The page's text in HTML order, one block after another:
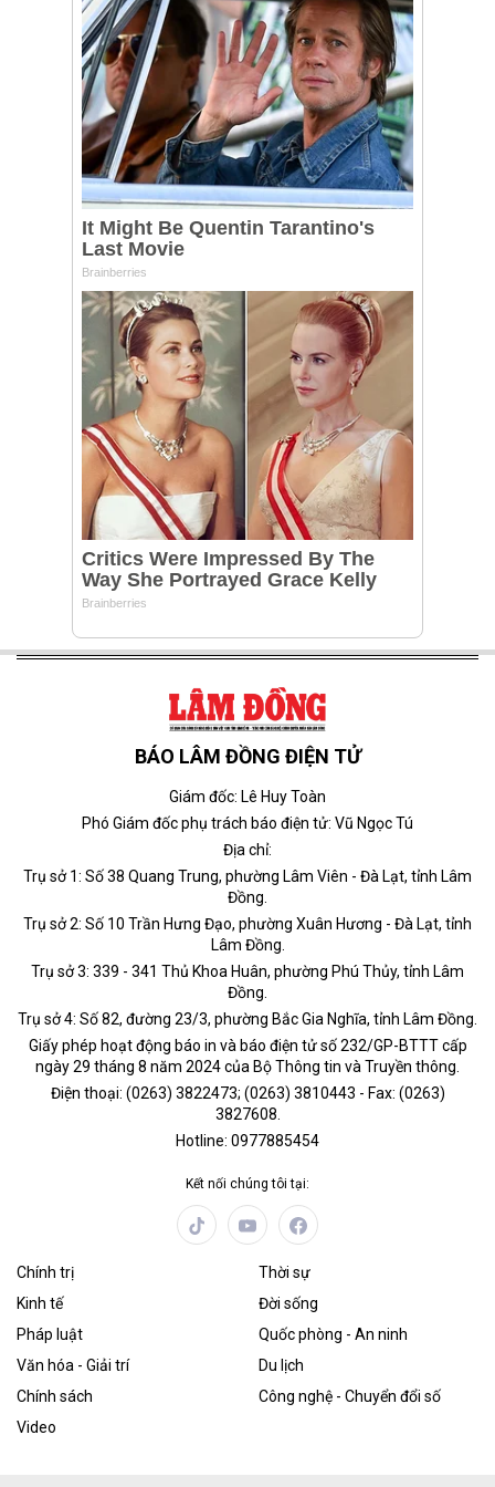
BÁO LÂM ĐỒNG ĐIỆN TỬ
Giám đốc: Lê Huy Toàn
Phó Giám đốc phụ trách báo điện tử: Vũ Ngọc Tú
Địa chỉ:
Trụ sở 1: Số 38 Quang Trung, phường Lâm Viên - Đà Lạt, tỉnh Lâm
Đồng.
Trụ sở 2: Số 10 Trần Hưng Đạo, phường Xuân Hương - Đà Lạt, tỉnh
Lâm Đồng.
Trụ sở 3: 339 - 341 Thủ Khoa Huân, phường Phú Thủy, tỉnh Lâm
Đồng.
Trụ sở 4: Số 82, đường 23/3, phường Bắc Gia Nghĩa, tỉnh Lâm Đồng.
Giấy phép hoạt động báo in và báo điện tử số 232/GP-BTTT cấp
ngày 29 tháng 8 năm 2024 của Bộ Thông tin và Truyền thông.
Điện thoại: (0263) 3822473; (0263) 3810443 - Fax: (0263)
3827608.
Hotline: 0977885454
Kết nối chúng tôi tại:
Chính trị
Thời sự
Kinh tế
Đời sống
Pháp luật
Quốc phòng - An ninh
Văn hóa - Giải trí
Du lịch
Chính sách
Công nghệ - Chuyển đổi số
Video